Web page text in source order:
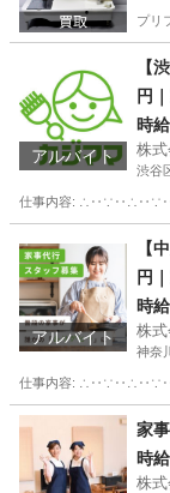
プリ
アルバイト
【
円
時
株
渋谷
仕事内容: ∴‥∵‥∴‥∵‥ス
アルバイト
【
円
時
株
神奈
仕事内容: ∴‥∵‥∴‥∵‥ス
神奈川 川崎市 家
時
株